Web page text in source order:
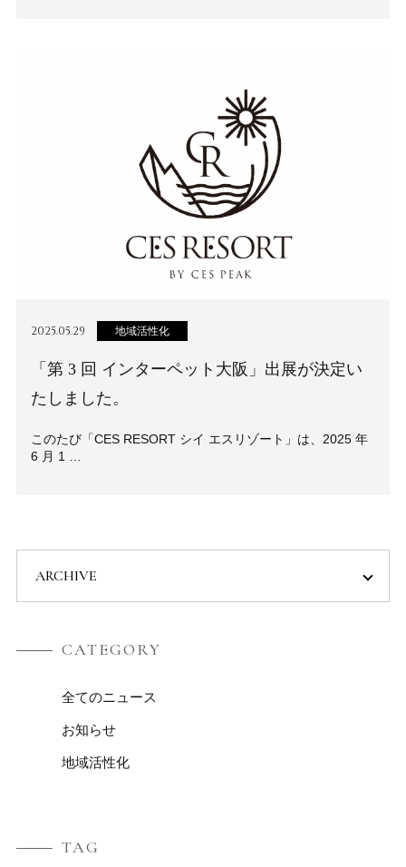
2025.05.29 地域活性化
「第 3 回 インターペット大阪」出展が決定い
たしました。
このたび「CES RESORT シイ エスリゾート」は、2025 年
6 月 1 …
CATEGORY
全てのニュース
お知らせ
地域活性化
TAG